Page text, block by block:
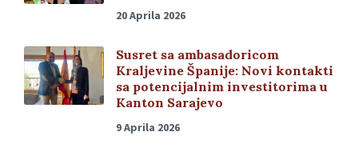
20 Aprila 2026
Susret sa ambasadoricom
Kraljevine Španije: Novi kontakti
sa potencijalnim investitorima u
Kanton Sarajevo
9 Aprila 2026